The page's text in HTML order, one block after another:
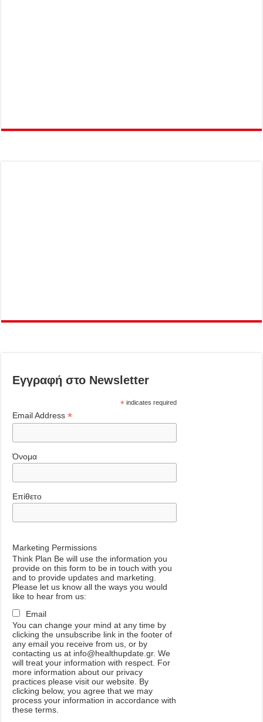
Εγγραφή στο Newsletter
*indicates required
Email Address*
Όνομα
Επίθετο
Marketing Permissions
Think Plan Be will use the information you
provide on this form to be in touch with you
and to provide updates and marketing.
Please let us know all the ways you would
like to hear from us:
Email
You can change your mind at any time by
clicking the unsubscribe link in the footer of
any email you receive from us, or by
contacting us at info@healthupdate.gr. We
will treat your information with respect. For
more information about our privacy
practices please visit our website. By
clicking below, you agree that we may
process your information in accordance with
these terms.